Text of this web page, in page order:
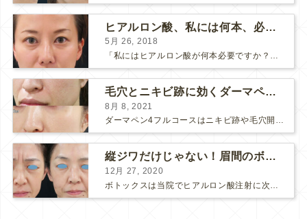
ヒアルロン酸、私には何本、必要ですか？
5月 26, 2018
「私にはヒアルロン酸が何本必要ですか？」 診察の時によく聞かれますが、なかなか難しい質問です。 どこまでこだわってキレイにしたいかによって 使うヒアルロン酸の量が変わるからです。 前回もご紹介させ...
毛穴とニキビ跡に効くダーマペン４フルコース
8月 8, 2021
ダーマペン4フルコースはニキビ跡や毛穴開きで悩まれている方に自信を持ってお勧めできる美肌治療です。 ↑ ダーマペン4フルコースを4回行いました。 ニキビ跡と毛穴開きが改善して肌のキメが整いまし...
縦ジワだけじゃない！眉間のボトックス注射
12月 27, 2020